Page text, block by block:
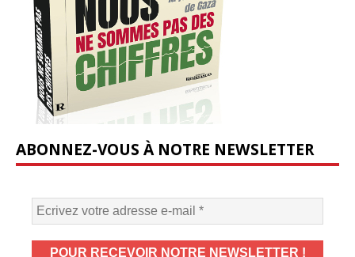
ABONNEZ-VOUS À NOTRE NEWSLETTER